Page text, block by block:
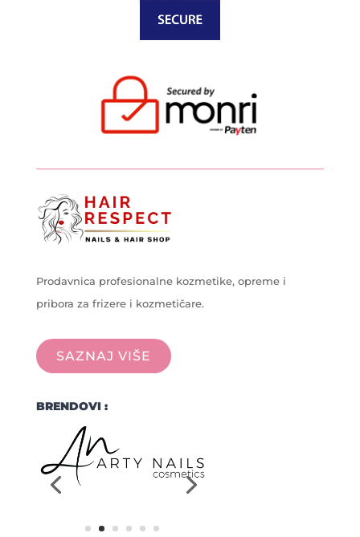
Prodavnica profesionalne kozmetike, opreme i
pribora za frizere i kozmetičare.
SAZNAJ VIŠE
BRENDOVI :